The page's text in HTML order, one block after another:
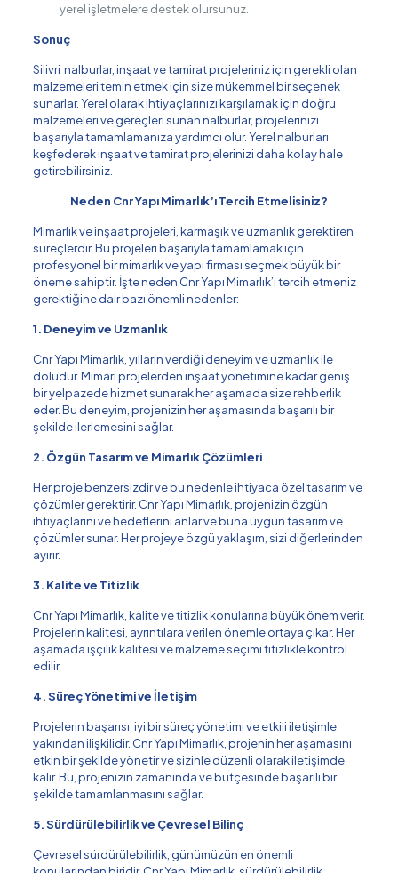
yerel işletmelere destek olursunuz.
Sonuç
Silivri nalburlar, inşaat ve tamirat projeleriniz için gerekli olan
malzemeleri temin etmek için size mükemmel bir seçenek
sunarlar. Yerel olarak ihtiyaçlarınızı karşılamak için doğru
malzemeleri ve gereçleri sunan nalburlar, projelerinizi
başarıyla tamamlamanıza yardımcı olur. Yerel nalburları
keşfederek inşaat ve tamirat projelerinizi daha kolay hale
getirebilirsiniz.
Neden Cnr Yapı Mimarlık’ı Tercih Etmelisiniz?
Mimarlık ve inşaat projeleri, karmaşık ve uzmanlık gerektiren
süreçlerdir. Bu projeleri başarıyla tamamlamak için
profesyonel bir mimarlık ve yapı firması seçmek büyük bir
öneme sahiptir. İşte neden Cnr Yapı Mimarlık’ı tercih etmeniz
gerektiğine dair bazı önemli nedenler:
1. Deneyim ve Uzmanlık
Cnr Yapı Mimarlık, yılların verdiği deneyim ve uzmanlık ile
doludur. Mimari projelerden inşaat yönetimine kadar geniş
bir yelpazede hizmet sunarak her aşamada size rehberlik
eder. Bu deneyim, projenizin her aşamasında başarılı bir
şekilde ilerlemesini sağlar.
2. Özgün Tasarım ve Mimarlık Çözümleri
Her proje benzersizdir ve bu nedenle ihtiyaca özel tasarım ve
çözümler gerektirir. Cnr Yapı Mimarlık, projenizin özgün
ihtiyaçlarını ve hedeflerini anlar ve buna uygun tasarım ve
çözümler sunar. Her projeye özgü yaklaşım, sizi diğerlerinden
ayırır.
3. Kalite ve Titizlik
Cnr Yapı Mimarlık, kalite ve titizlik konularına büyük önem verir.
Projelerin kalitesi, ayrıntılara verilen önemle ortaya çıkar. Her
aşamada işçilik kalitesi ve malzeme seçimi titizlikle kontrol
edilir.
4. Süreç Yönetimi ve İletişim
Projelerin başarısı, iyi bir süreç yönetimi ve etkili iletişimle
yakından ilişkilidir. Cnr Yapı Mimarlık, projenin her aşamasını
etkin bir şekilde yönetir ve sizinle düzenli olarak iletişimde
kalır. Bu, projenizin zamanında ve bütçesinde başarılı bir
şekilde tamamlanmasını sağlar.
5. Sürdürülebilirlik ve Çevresel Bilinç
Çevresel sürdürülebilirlik, günümüzün en önemli